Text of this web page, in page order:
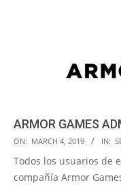
ARMOR GAMES
2019-
03-
04
ON: MARCH 4, 2019 IN:
Todos los usuarios de
compañía Armor